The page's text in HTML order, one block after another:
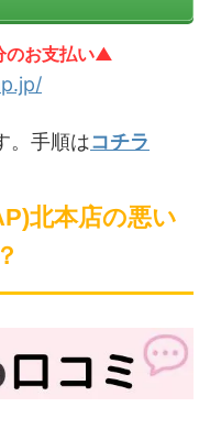
のお支払い▲
。手順はコチラ
北本店の悪い